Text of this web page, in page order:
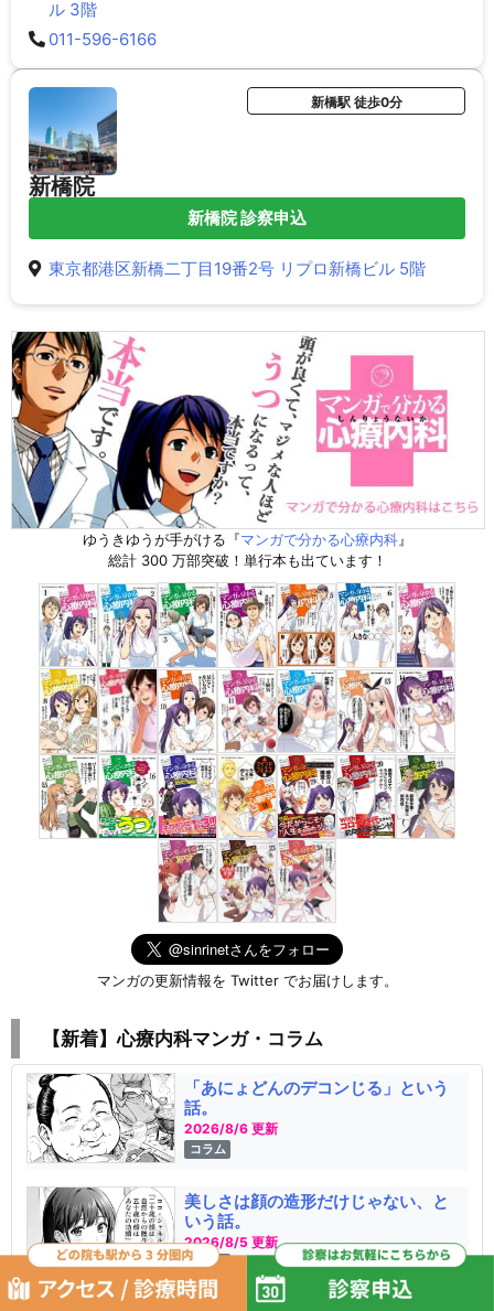
ル 3階
011-596-6166
新橋院
新橋駅 徒歩0分
新橋院 診察申込
東京都港区新橋二丁目19番2号 リプロ新橋ビル 5階
ゆうきゆうが手がける『マンガで分かる心療内科』
総計 300 万部突破！単行本も出ています！
マンガの更新情報を Twitter でお届けします。
【新着】心療内科マンガ・コラム
「あにょどんのデコンじる」という
話。
2026/8/6 更新
コラム
美しさは顔の造形だけじゃない、と
いう話。
2026/8/5 更新
コラム